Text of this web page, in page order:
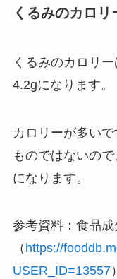
くるみのカロリ
くるみのカロリ
4.2gになります。
カロリーが多い
ものではないの
になります。
参考資料：食品
（ https://
USER_ID=13557）